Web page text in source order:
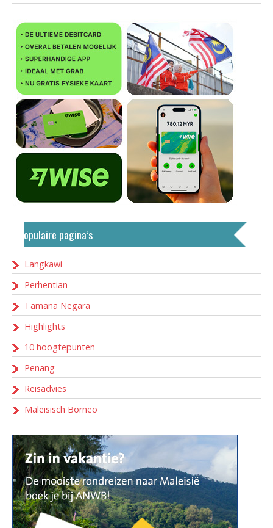
Populaire pagina’s
Langkawi
Perhentian
Tamana Negara
Highlights
10 hoogtepunten
Penang
Reisadvies
Maleisisch Borneo